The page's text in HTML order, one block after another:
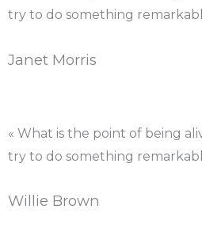
try to do something
Janet Morris
« What is the point of being
try to do something
Willie Brown